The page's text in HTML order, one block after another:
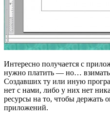
Интересно получается с
нужно платить — но… взимать
Создавших ту или иную
нет с нами, либо у них нет
ресурсы на то, чтобы держать
приложений.